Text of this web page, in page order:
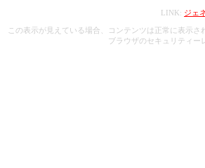
LINK: ジェ
この表示が見えている場合、コンテンツは正常に表示さ
ブラウザのセキュリティー